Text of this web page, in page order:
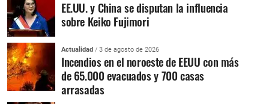
EE.UU. y China se disputan la influencia
sobre Keiko Fujimori
Actualidad / 3 de agosto de 2026
Incendios en el noroeste de EEUU con más
de 65.000 evacuados y 700 casas
arrasadas